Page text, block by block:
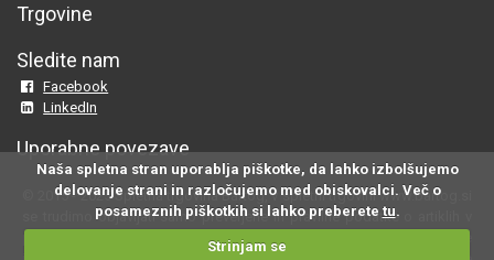
Trgovine
Sledite nam
Facebook
LinkedIn
Uporabne povezave
© 2015 - 2025 Spletna trgovina Bartog, v spletni trgovini www.bartog.si
se trudimo objavljati samo preverjene in pravilne podatke o artiklih v
ponudbi; če na naši strani odkrijete neresnične oziroma neustrezne
Naša spletna stran uporablja piškotke, da lahko izbolšujemo
delovanje strani in razločujemo med obiskovalci. Več o
posameznih piškotkih si lahko preberete tu.
Strinjam se